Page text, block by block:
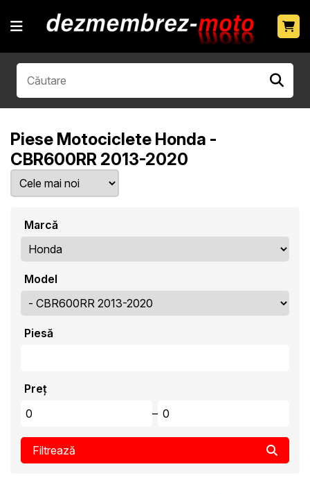
Piese Motociclete Honda -
CBR600RR 2013-2020
Marcă
Model
Piesă
Preț
–
Filtrează